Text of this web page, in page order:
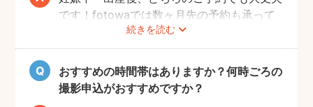
続きを読む
です！fotowaでは数ヶ月先の予約も承って
いるので、妊娠中にフォトグラファーを決め
て、撮影のご予約をするのがおすすめです。
（産後は赤ちゃんのお世話や、ご自身の体調
により、検討する時間を確保することが難し
い場合が多いです。）
おすすめの時間帯はありますか？何時ごろの
撮影申込がおすすめですか？